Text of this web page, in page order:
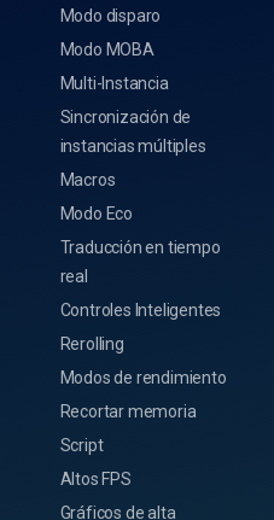
Modo disparo
Modo MOBA
Multi-Instancia
Sincronización de
instancias múltiples
Macros
Modo Eco
Traducción en tiempo
real
Controles Inteligentes
Rerolling
Modos de rendimiento
Recortar memoria
Script
Altos FPS
Gráficos de alta